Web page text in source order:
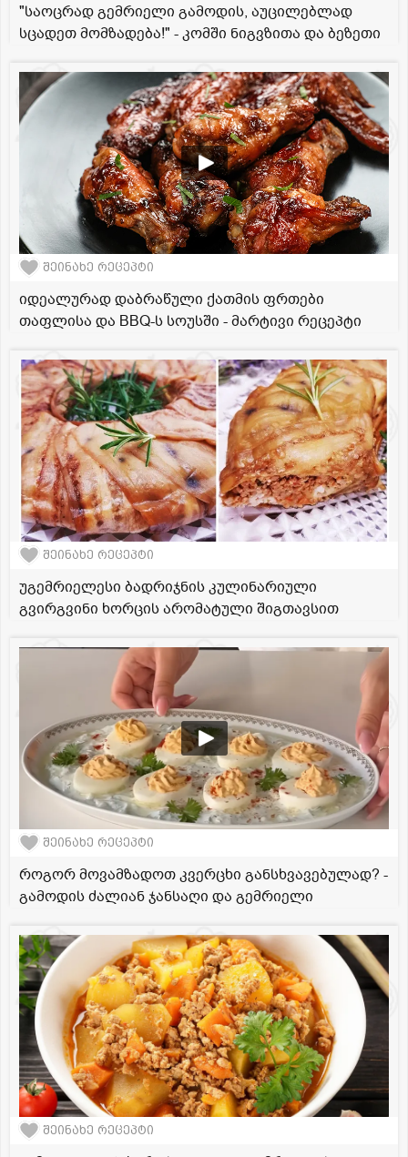
"საოცრად გემრიელი გამოდის, აუცილებლად
სცადეთ მომზადება!" - კომში ნიგვზითა და ბეზეთი
შეინახე რეცეპტი
იდეალურად დაბრაწული ქათმის ფრთები
თაფლისა და BBQ-ს სოუსში - მარტივი რეცეპტი
შეინახე რეცეპტი
უგემრიელესი ბადრიჯნის კულინარიული
გვირგვინი ხორცის არომატული შიგთავსით
შეინახე რეცეპტი
როგორ მოვამზადოთ კვერცხი განსხვავებულად? -
გამოდის ძალიან ჯანსაღი და გემრიელი
შეინახე რეცეპტი